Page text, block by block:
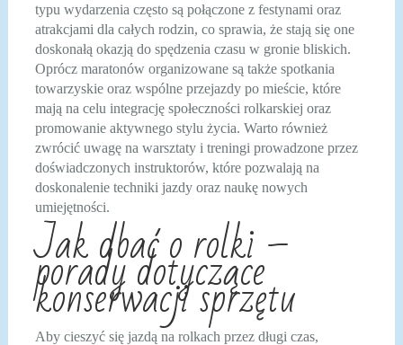
typu wydarzenia często są połączone z festynami oraz
atrakcjami dla całych rodzin, co sprawia, że stają się one
doskonałą okazją do spędzenia czasu w gronie bliskich.
Oprócz maratonów organizowane są także spotkania
towarzyskie oraz wspólne przejazdy po mieście, które
mają na celu integrację społeczności rolkarskiej oraz
promowanie aktywnego stylu życia. Warto również
zwrócić uwagę na warsztaty i treningi prowadzone przez
doświadczonych instruktorów, które pozwalają na
doskonalenie techniki jazdy oraz naukę nowych
umiejętności.
Jak dbać o rolki –
porady dotyczące
konserwacji sprzętu
Aby cieszyć się jazdą na rolkach przez długi czas,